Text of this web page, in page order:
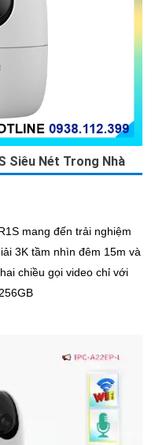
Siêu Nét Trong Nhà
mang đến trải nghiệm
3K tầm nhìn đêm 15m và